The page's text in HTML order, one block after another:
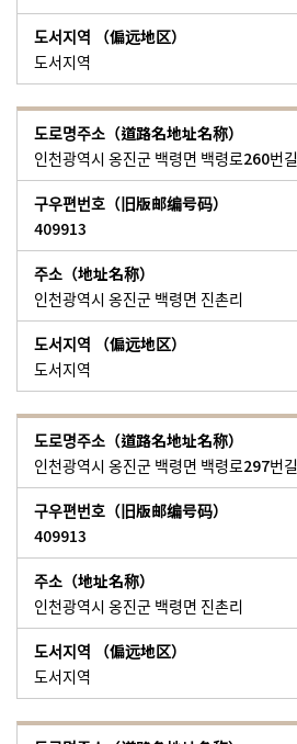
도서지역
인천광역시 옹진군 백령면 백령로260번길
409913
인천광역시 옹진군 백령면 진촌리
도서지역
인천광역시 옹진군 백령면 백령로297번길
409913
인천광역시 옹진군 백령면 진촌리
도서지역